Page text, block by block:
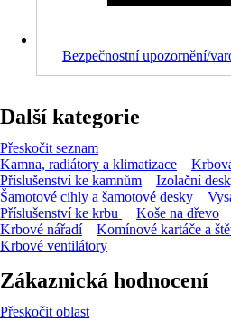
Bezpečnostní upozornění/
Další kategorie
Přeskočit seznam
Kamna, radiátory a klimatizace
Příslušenství ke kamnům
Izolační
Šamotové cihly a šamotové desky
Příslušenství ke krbu
Koše na dřevo
Krbové nářadí
Komínové kartáče a
Krbové ventilátory
Zákaznická hodnocení
Přeskočit oblast